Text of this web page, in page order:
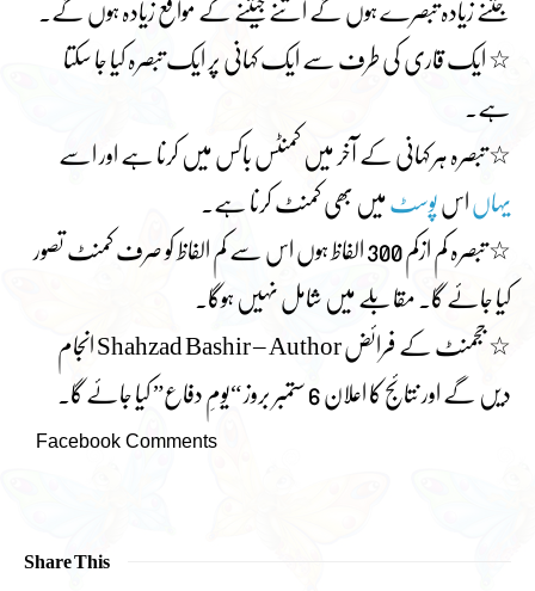
جتنے زیادہ تبصرے ہوں گے اتنے جیتنے کے مواقع زیادہ ہوں گے۔
☆ ایک قاری کی طرف سے ایک کہانی پر ایک تبصرہ کیا جا سکتا
ہے۔
☆ تبصرہ ہر کہانی کے آخر میں کمنٹس باکس میں کرنا ہے اور اسے
یہاں اس پوسٹ میں بھی کمنٹ کرنا ہے۔
☆ تبصرہ کم ازکم 300 الفاظ ہوں اس سے کم الفاظ کو صرف کمنٹ تصور
کیا جائے گا۔ مقابلے میں شامل نہیں ہوگا۔
☆ ججمنٹ کے فرائضShahzad Bashir – Author انجام
دیں گے اور نتائج کا اعلان 6 ستمبر بروز “یومِ دفاع” کیا جائے گا۔
Facebook Comments
Share This